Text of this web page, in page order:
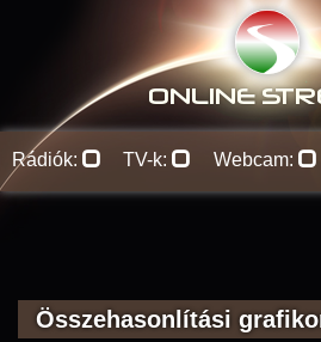
ONLINE S
Rádiók: TV-k: Webcam:
Összehasonlítási